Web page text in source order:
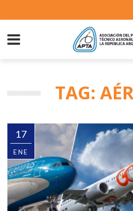
TAG:
17
ENE